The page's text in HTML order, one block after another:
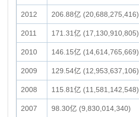
2012 206.88亿 (20,688,275,416)
2011 171.31亿 (17,130,910,805)
2010 146.15亿 (14,614,765,669)
2009 129.54亿 (12,953,637,106)
2008 115.81亿 (11,581,142,548)
2007 98.30亿 (9,830,014,340)